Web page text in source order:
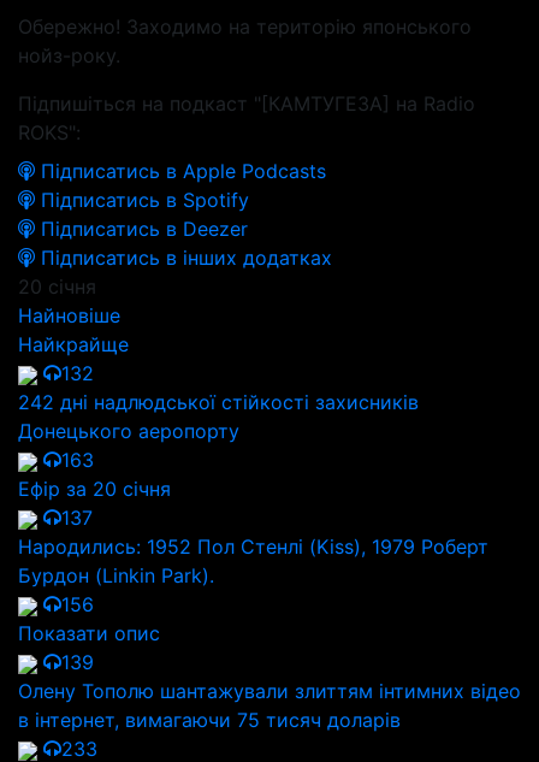
Обережно! Заходимо на територію японського
нойз-року.
Підпишіться на подкаст "[КАМТУГЕЗА] на Radio
ROKS":
Підписатись в Apple Podcasts
Підписатись в Spotify
Підписатись в Deezer
Підписатись в інших додатках
20 січня
Найновіше
Найкрайще
132
242 дні надлюдської стійкості захисників
Донецького аеропорту
163
Ефір за 20 січня
137
Народились: 1952 Пол Стенлі (Kiss), 1979 Роберт
Бурдон (Linkin Park).
156
Показати опис
139
Олену Тополю шантажували злиттям інтимних відео
в інтернет, вимагаючи 75 тисяч доларів
233